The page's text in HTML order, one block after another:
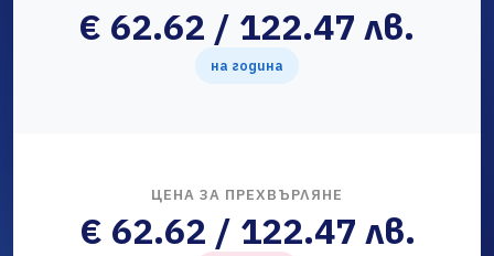
€ 62.62 / 122.47 лв.
на година
ЦЕНА ЗА ПРЕХВЪРЛЯНЕ
€ 62.62 / 122.47 лв.